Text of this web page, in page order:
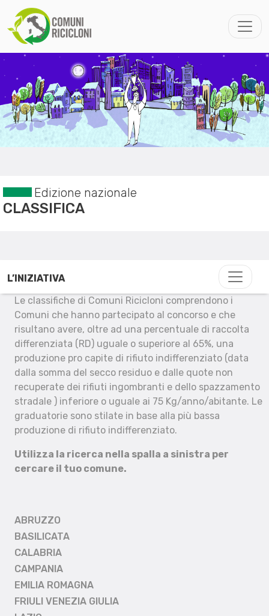
Edizione nazionale
CLASSIFICA
L’INIZIATIVA
Le classifiche di Comuni Ricicloni comprendono i
Comuni che hanno partecipato al concorso e che
risultano avere, oltre ad una percentuale di raccolta
differenziata (RD) uguale o superiore al 65%, una
produzione pro capite di rifiuto indifferenziato (data
dalla somma del secco residuo e dalle quote non
recuperate dei rifiuti ingombranti e dello spazzamento
stradale ) inferiore o uguale ai 75 Kg/anno/abitante. Le
graduatorie sono stilate in base alla più bassa
produzione di rifiuto indifferenziato.
Utilizza la ricerca nella spalla a sinistra per
cercare il tuo comune.
ABRUZZO
BASILICATA
CALABRIA
CAMPANIA
EMILIA ROMAGNA
FRIULI VENEZIA GIULIA